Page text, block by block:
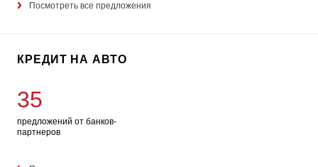
Посмотреть все предложения
КРЕДИТ НА АВТО
35
предложений от банков-
партнеров